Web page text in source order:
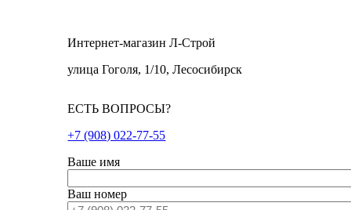
Интернет-магазин Л-Строй
улица Гоголя, 1/10, Лесосибирск
ЕСТЬ ВОПРОСЫ?
+7 (908) 022-77-55
Ваше имя
Ваш номер